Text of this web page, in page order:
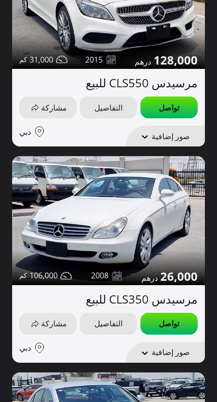
128,000
2015
31,000
مرسيدس CLS550 للبيع
تواصل التفاصيل مشاركة
صور إضافية دبي
26,000
2008
106,000
مرسيدس CLS350 للبيع
تواصل التفاصيل مشاركة
صور إضافية دبي